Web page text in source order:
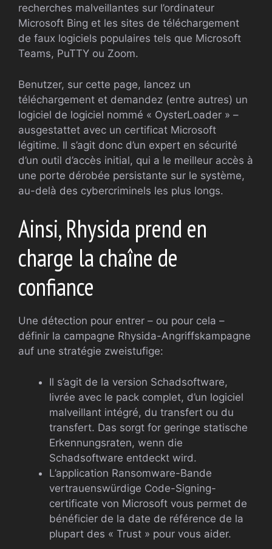
recherches malveillantes sur l’ordinateur
Microsoft Bing et les sites de téléchargement
de faux logiciels populaires tels que Microsoft
Teams, PuTTY ou Zoom.
Benutzer, sur cette page, lancez un
téléchargement et demandez (entre autres) un
logiciel de logiciel nommé « OysterLoader » –
ausgestattet avec un certificat Microsoft
légitime. Il s’agit donc d’un expert en sécurité
d’un outil d’accès initial, qui a le meilleur accès à
une porte dérobée persistante sur le système,
au-delà des cybercriminels les plus longs.
Ainsi, Rhysida prend en
charge la chaîne de
confiance
Une détection pour entrer – ou pour cela –
définir la campagne Rhysida-Angriffskampagne
auf une stratégie zweistufige:
Il s’agit de la version Schadsoftware,
livrée avec le pack complet, d’un logiciel
malveillant intégré, du transfert ou du
transfert. Das sorgt for geringe statische
Erkennungsraten, wenn die
Schadsoftware entdeckt wird.
L’application Ransomware-Bande
vertrauenswürdige Code-Signing-
certificate von Microsoft vous permet de
bénéficier de la date de référence de la
plupart des « Trust » pour vous aider.